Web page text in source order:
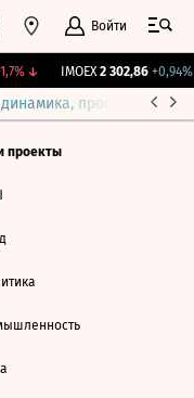
Войти
↓ IMOEX 2 302,86 +0,94%
прогнозы
проекты